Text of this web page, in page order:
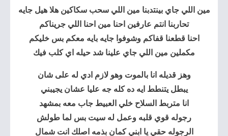
مين اللي جاي بينتدبنا مين اللي سحب سكاكين هلا هيل جايه
تحاربنا انتم عارفين احنا مين احنا اللي جريناكم
احنا قطعنا قفاكم وشوفوا جايه بايه معكم بس خليكم
مكملين مين اللي جاي علينا شد حيله اي كلب فيك
وهز قديله انا بالموت وهو لازم ادي له على شان
يبطل يتنطط ايه ده كله جه عليا عشان يجيبني
انا متربط السلاح خلي العبيط جاب معه بمشهد
رجوله قوي قلبه وعمل له سيت بس لما طولش
الرجوله حقي يا ابني كمان بذمه اصلك انت شمال